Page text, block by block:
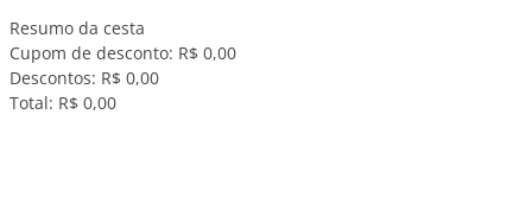
Resumo da cesta
Cupom de desconto: R$ 0,00
Descontos: R$ 0,00
Total: R$ 0,00